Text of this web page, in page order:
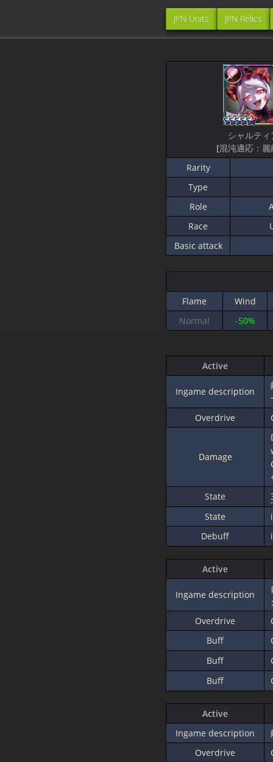
JPN Units JPN Relics
シャルティ
[混沌適応：麗
Rarity
Type
Role
Race
Basic attack
Flame
Wind
Normal
-50%
Active
Ingame description
Overdrive
Damage
State
State
Debuff
Active
Ingame description
Overdrive
Buff
Buff
Buff
Active
Ingame description
Overdrive